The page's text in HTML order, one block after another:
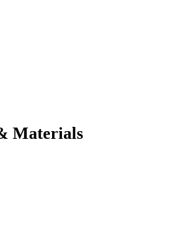
Materials